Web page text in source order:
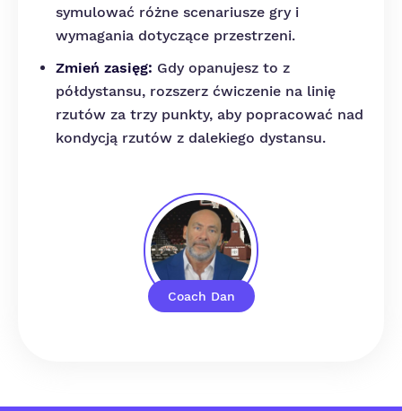
Coach Dan
symulować różne scenariusze gry i
wymagania dotyczące przestrzeni.
Zmień zasięg: Gdy opanujesz to z
półdystansu, rozszerz ćwiczenie na linię
rzutów za trzy punkty, aby popracować nad
kondycją rzutów z dalekiego dystansu.